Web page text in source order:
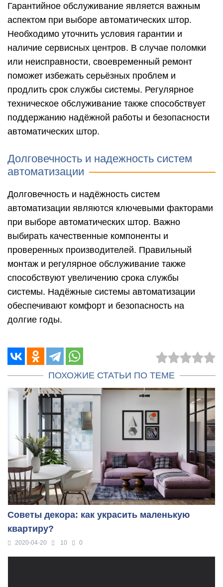
Гарантийное обслуживание является важным
аспектом при выборе автоматических штор.
Необходимо уточнить условия гарантии и
наличие сервисных центров. В случае поломки
или неисправности, своевременный ремонт
поможет избежать серьёзных проблем и
продлить срок службы системы. Регулярное
техническое обслуживание также способствует
поддержанию надёжной работы и безопасности
автоматических штор.
Долговечность и надежность систем
автоматизации
Долговечность и надёжность систем
автоматизации являются ключевыми факторами
при выборе автоматических штор. Важно
выбирать качественные компоненты и
проверенных производителей. Правильный
монтаж и регулярное обслуживание также
способствуют увеличению срока службы
системы. Надёжные системы автоматизации
обеспечивают комфорт и безопасность на
долгие годы.
ПОХОЖИЕ СТАТЬИ ПО ТЕМЕ
Советы декора: как украсить маленькую
квартиру?
2020-04-20 10 0